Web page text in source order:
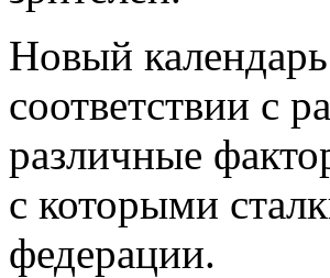
Новый
соответствии с
различные
с которыми
федерации.